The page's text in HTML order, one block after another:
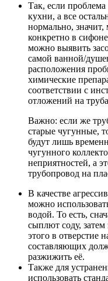
Так, если
кухни, а все
нормально, значит,
конкретно в
можно выявить
самой ванной/
расположения
химические
соответствии с
отложений на
Важно: если же
старые чугунные,
будут лишь
чугунного
неприятностей, а
трубопровод на
В качестве
можно
водой. То есть,
сыплют соду,
этого в отверстие
составляющих
разжижить её.
Также для
использовать